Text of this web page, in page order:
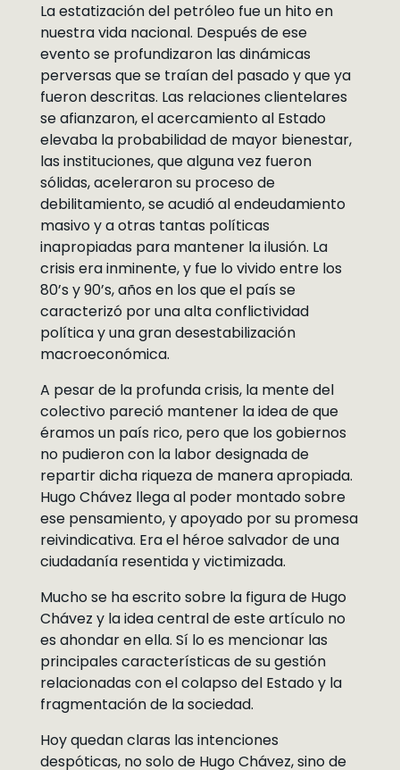
La estatización del petróleo fue un hito en
nuestra vida nacional. Después de ese
evento se profundizaron las dinámicas
perversas que se traían del pasado y que ya
fueron descritas. Las relaciones clientelares
se afianzaron, el acercamiento al Estado
elevaba la probabilidad de mayor bienestar,
las instituciones, que alguna vez fueron
sólidas, aceleraron su proceso de
debilitamiento, se acudió al endeudamiento
masivo y a otras tantas políticas
inapropiadas para mantener la ilusión. La
crisis era inminente, y fue lo vivido entre los
80’s y 90’s, años en los que el país se
caracterizó por una alta conflictividad
política y una gran desestabilización
macroeconómica.
A pesar de la profunda crisis, la mente del
colectivo pareció mantener la idea de que
éramos un país rico, pero que los gobiernos
no pudieron con la labor designada de
repartir dicha riqueza de manera apropiada.
Hugo Chávez llega al poder montado sobre
ese pensamiento, y apoyado por su promesa
reivindicativa. Era el héroe salvador de una
ciudadanía resentida y victimizada.
Mucho se ha escrito sobre la figura de Hugo
Chávez y la idea central de este artículo no
es ahondar en ella. Sí lo es mencionar las
principales características de su gestión
relacionadas con el colapso del Estado y la
fragmentación de la sociedad.
Hoy quedan claras las intenciones
despóticas, no solo de Hugo Chávez, sino de